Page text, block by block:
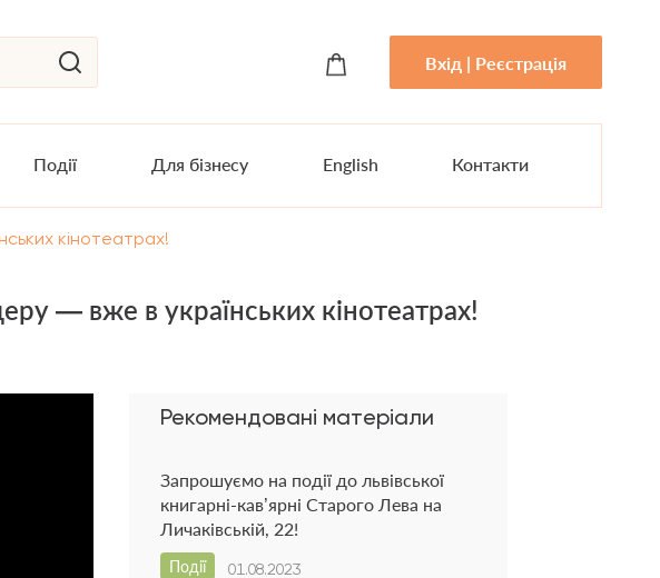
Вхід | Реєстрація
Події Для бізнесу English Контакти
кінотеатрах!
— вже в українських кінотеатрах!
Рекомендовані матеріали
Запрошуємо на події до львівської
книгарні-кав’ярні Старого Лева на
Личаківській, 22!
01.08.2023
Події